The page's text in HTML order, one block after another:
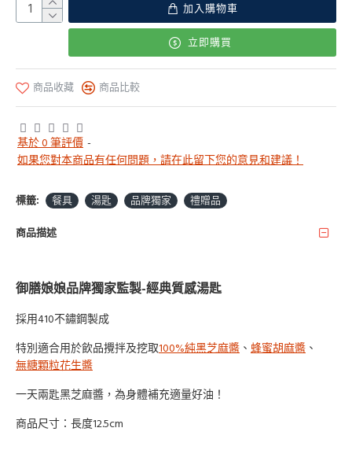
基於 0 筆評價 -
如果您對本商品有任何問題，請在此留下您的意見和建議！
加入購物車
立即購買
商品收藏 商品比較
標籤: 餐具 湯匙 品牌獨家 禮贈品
商品描述
御膳娘娘品牌獨家監製-經典質感湯匙
採用410不鏽鋼製成
特別適合用於飲品攪拌及挖取100%純黑芝麻醬 、 蜂蜜胡麻醬 、
無糖顆粒花生醬
一天兩匙黑芝麻醬，為身體補充適量好油！
商品尺寸：長度12.5cm